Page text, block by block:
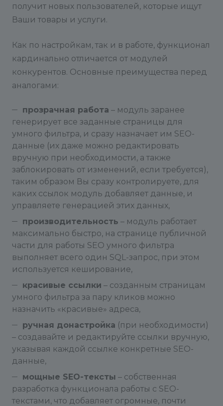
получит новых пользователей, которые ищут
Ваши товары и услуги.
Как по настройкам, так и в работе, функционал
кардинально отличается от модулей
конкурентов. Основные преимущества перед
аналогами:
прозрачная работа – модуль заранее
генерирует все заданные страницы для
умного фильтра, и сразу назначает им SEO-
данные (их даже можно редактировать
вручную при необходимости, а также
заблокировать от изменений, если требуется),
таким образом Вы сразу контролируете, для
каких ссылок модуль добавляет данные, и
управляете генерацией этих данных,
производительность – модуль работает
максимально быстро, на странице публичной
части для работы SEO умного фильтра
выполняет всего один SQL-запрос, при этом
используется кеширование,
красивые ссылки – созданным страницам
умного фильтра за пару кликов можно
назначить «красивые» адреса,
ручная донастройка (при необходимости)
– создавайте и редактируйте ссылки вручную,
указывая каждой ссылке конкретные SEO-
данные,
мощные SEO-тексты – собственная
разработка функционала работы с SEO-
текстами, что добавляет огромные, почти